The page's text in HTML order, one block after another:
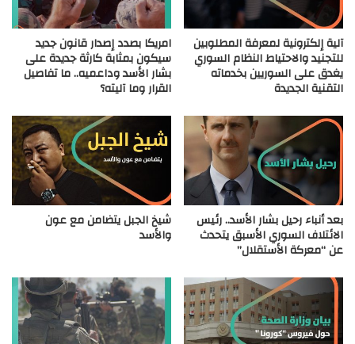
آلية إلكترونية لمعرفة المطلوبين
للتجنيد والاحتياط النظام السوري
يغدق على السوريين بخدماته
التقنية الجديدة
امريكا بصدد إصدار قانون جديد
سيكون بمثابة كارثة جديدة على
بشار الأسد وداعميه.. ما تفاصيل
القرار وما آليته؟
بعد أنباء رحيل بشار الأسد.. رئيس
الائتلاف السوري الأسبق يتحدث
عن “معركة الأستقلال”
شيخ الجبل يتضامن مع عون
والأسد